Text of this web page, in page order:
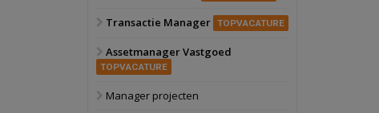
Oranje
28 september 2026
bedrijventerrein
Transactie Manager TOPVACATURE
Assetmanager Vastgoed
TOPVACATURE
Manager projecten